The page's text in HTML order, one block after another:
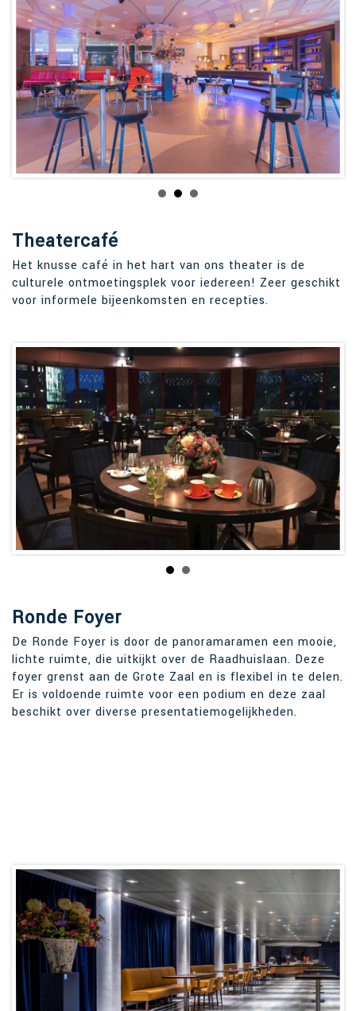
Theatercafé
Het knusse café in het hart van ons theater is de
culturele ontmoetingsplek voor iedereen! Zeer geschikt
voor informele bijeenkomsten en recepties.
Ronde Foyer
De Ronde Foyer is door de panoramaramen een mooie,
lichte ruimte, die uitkijkt over de Raadhuislaan. Deze
foyer grenst aan de Grote Zaal en is flexibel in te delen.
Er is voldoende ruimte voor een podium en deze zaal
beschikt over diverse presentatiemogelijkheden.